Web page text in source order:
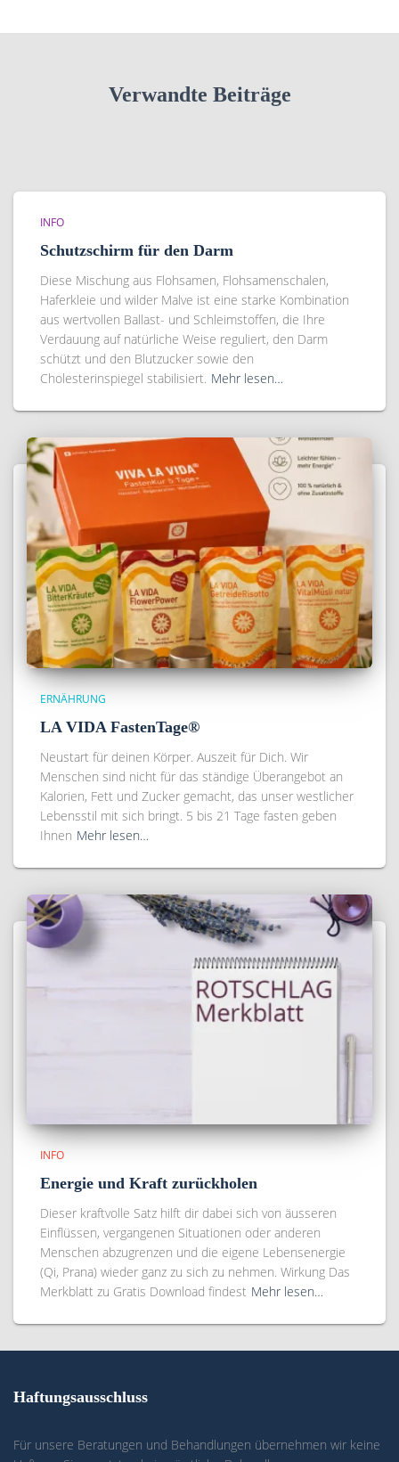
Verwandte Beiträge
INFO
Schutzschirm für den Darm
Diese Mischung aus Flohsamen, Flohsamenschalen,
Haferkleie und wilder Malve ist eine starke Kombination
aus wertvollen Ballast- und Schleimstoffen, die Ihre
Verdauung auf natürliche Weise reguliert, den Darm
schützt und den Blutzucker sowie den
Cholesterinspiegel stabilisiert. Mehr lesen…
ERNÄHRUNG
LA VIDA FastenTage®
Neustart für deinen Körper. Auszeit für Dich. Wir
Menschen sind nicht für das ständige Überangebot an
Kalorien, Fett und Zucker gemacht, das unser westlicher
Lebensstil mit sich bringt. 5 bis 21 Tage fasten geben
Ihnen Mehr lesen…
INFO
Energie und Kraft zurückholen
Dieser kraftvolle Satz hilft dir dabei sich von äusseren
Einflüssen, vergangenen Situationen oder anderen
Menschen abzugrenzen und die eigene Lebensenergie
(Qi, Prana) wieder ganz zu sich zu nehmen. Wirkung Das
Merkblatt zu Gratis Download findest Mehr lesen…
Haftungsausschluss
Für unsere Beratungen und Behandlungen übernehmen wir keine